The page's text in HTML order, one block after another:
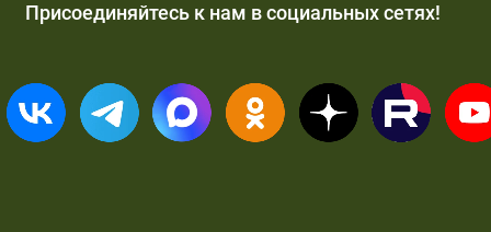
Присоединяйтесь к нам в социальных сетях!